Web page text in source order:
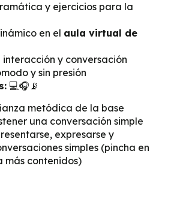
y ejercicios para la
en el aula virtual de
y conversación
y sin presión
💻🎧📡
metódica de la base
una conversación simple
expresarse y
simples (pincha en
más contenidos)